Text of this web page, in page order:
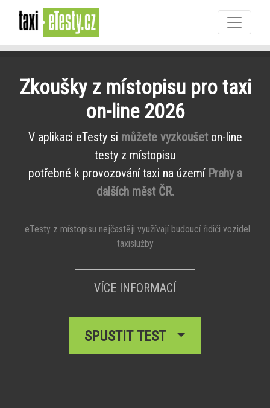
Zkoušky z místopisu pro taxi
on-line 2026
V aplikaci eTesty si můžete vyzkoušeton-line
testy z místopisu
potřebné k provozování taxi na území Prahy a
dalších měst ČR.
eTesty z místopisu nejčastěji využívají budoucí řidiči vozidel
taxislužby
VÍCE INFORMACÍ
SPUSTIT TEST